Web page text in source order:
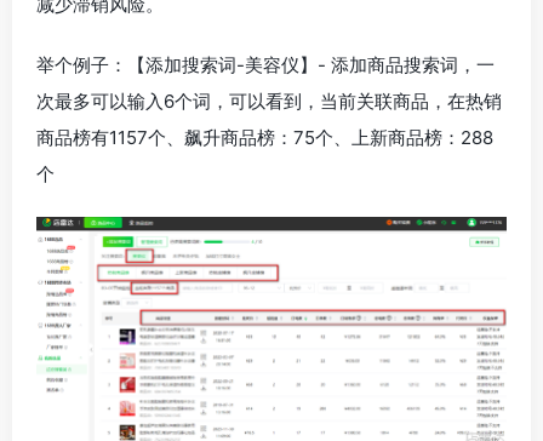
举个例子：【添加搜索词-美容仪】- 添加商品搜索词，一
次最多可以输入6个词，可以看到，当前关联商品，在热销
商品榜有1157个、飙升商品榜：75个、上新商品榜：288
个